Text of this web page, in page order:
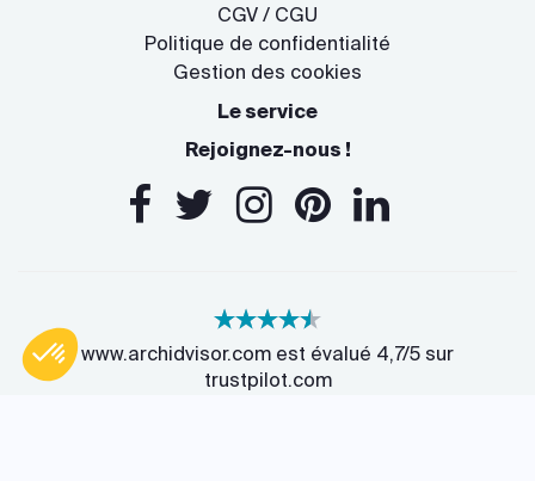
CGV / CGU
Politique de confidentialité
Gestion des cookies
Le service
Rejoignez-nous !
www.archidvisor.com est évalué 4,7/5 sur
trustpilot.com